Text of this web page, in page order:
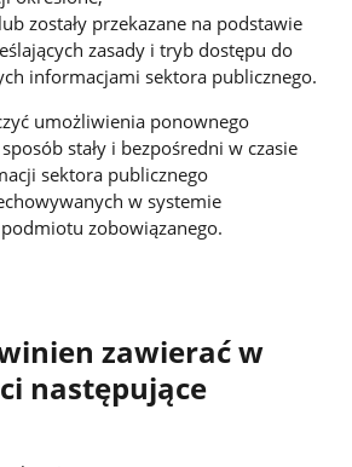
zostały przekazane na podstawie
zasady i tryb dostępu do
informacjami sektora publicznego.
umożliwienia ponownego
stały i bezpośredni w czasie
sektora publicznego
w systemie
zobowiązanego.
zawierać w
następujące